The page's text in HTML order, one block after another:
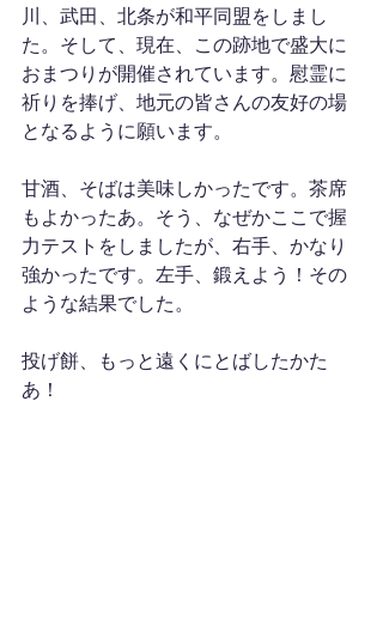
川、武田、北条が和平同盟をしまし
た。そして、現在、この跡地で盛大に
おまつりが開催されています。慰霊に
祈りを捧げ、地元の皆さんの友好の場
となるように願います。
甘酒、そばは美味しかったです。茶席
もよかったあ。そう、なぜかここで握
力テストをしましたが、右手、かなり
強かったです。左手、鍛えよう！その
ような結果でした。
投げ餅、もっと遠くにとばしたかた
あ！